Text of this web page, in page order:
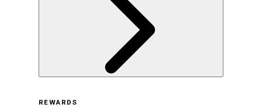
ヒストリー
採用情報
REWARDS